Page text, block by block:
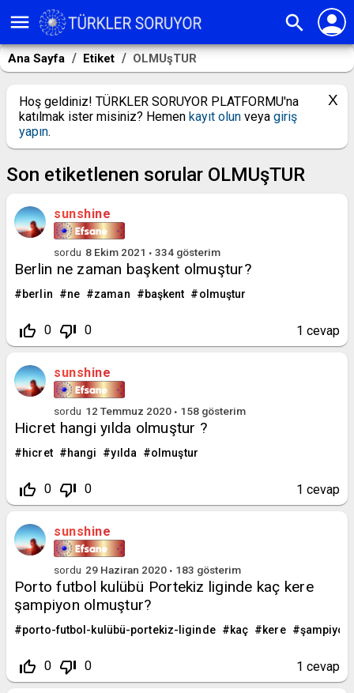
menu search person
Ana Sayfa Etiket OLMUşTUR
Hoş geldiniz! TÜRKLER SORUYOR PLATFORMU'na
katılmak ister misiniz? Hemen kayıt olun veya giriş
yapın.
Son etiketlenen sorular OLMUşTUR
sunshine
sordu 8 Ekim 2021 334 gösterim
Berlin ne zaman başkent olmuştur?
berlin ne zaman başkent olmuştur
thumb_up_off_alt 0 thumb_down_off_alt 0 1 cevap
sunshine
sordu 12 Temmuz 2020 158 gösterim
Hicret hangi yılda olmuştur ?
hicret hangi yılda olmuştur
thumb_up_off_alt 0 thumb_down_off_alt 0 1 cevap
sunshine
sordu 29 Haziran 2020 183 gösterim
Porto futbol kulübü Portekiz liginde kaç kere
şampiyon olmuştur?
porto-futbol-kulübü-portekiz-liginde kaç kere şampiyon
thumb_up_off_alt 0 thumb_down_off_alt 0 1 cevap